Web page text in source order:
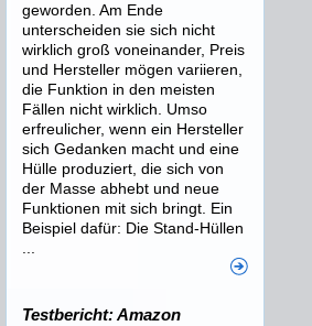
geworden. Am Ende
unterscheiden sie sich nicht
wirklich groß voneinander, Preis
und Hersteller mögen variieren,
die Funktion in den meisten
Fällen nicht wirklich. Umso
erfreulicher, wenn ein Hersteller
sich Gedanken macht und eine
Hülle produziert, die sich von
der Masse abhebt und neue
Funktionen mit sich bringt. Ein
Beispiel dafür: Die Stand-Hüllen
Testbericht: Amazon